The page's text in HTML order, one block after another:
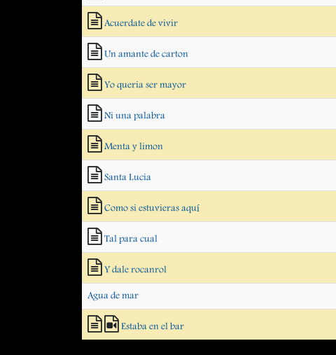
Acuerdate de vivir
Un amante de carton
Yo queria ser mayor
Ni una palabra
Menta y limon
Santa Lucia
Como si estuvieras aquí
Tal para cual
Y dale rocanrol
Agua de mar
Estaba en el bar